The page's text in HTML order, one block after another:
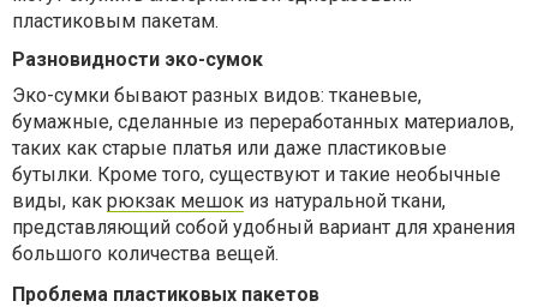
пластиковым пакетам.
Разновидности эко-сумок
Эко-сумки бывают разных видов: тканевые,
бумажные, сделанные из переработанных материалов,
таких как старые платья или даже пластиковые
бутылки. Кроме того, существуют и такие необычные
виды, как рюкзак мешок из натуральной ткани,
представляющий собой удобный вариант для хранения
большого количества вещей.
Проблема пластиковых пакетов